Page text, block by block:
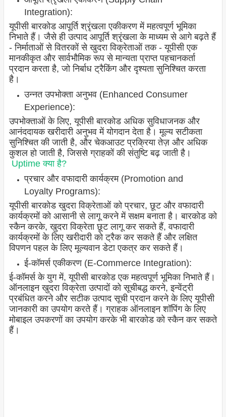
Integration):
यूपीसी बारकोड आपूर्ति श्रृंखला एकीकरण में महत्वपूर्ण भूमिका
निभाते हैं। जैसे ही उत्पाद आपूर्ति श्रृंखला के माध्यम से आगे बढ़ते हैं
- निर्माताओं से वितरकों से खुदरा विक्रेताओं तक - यूपीसी एक
मानकीकृत और सार्वभौमिक रूप से मान्यता प्राप्त पहचानकर्ता
प्रदान करता है, जो निर्बाध ट्रैकिंग और दृश्यता सुनिश्चित करता
है।
उन्नत उपभोक्ता अनुभव (Enhanced Consumer
Experience):
उपभोक्ताओं के लिए, यूपीसी बारकोड अधिक सुविधाजनक और
आनंददायक खरीदारी अनुभव में योगदान देता है। मूल्य सटीकता
सुनिश्चित की जाती है, और चेकआउट प्रक्रिया तेज़ और अधिक
कुशल हो जाती है, जिससे ग्राहकों की संतुष्टि बढ़ जाती है।
Uptime क्या है?
प्रचार और वफादारी कार्यक्रम (Promotion and
Loyalty Programs):
यूपीसी बारकोड खुदरा विक्रेताओं को प्रचार, छूट और वफादारी
कार्यक्रमों को आसानी से लागू करने में सक्षम बनाता है। बारकोड को
स्कैन करके, खुदरा विक्रेता छूट लागू कर सकते हैं, वफादारी
कार्यक्रमों के लिए खरीदारी को ट्रैक कर सकते हैं और लक्षित
विपणन पहल के लिए मूल्यवान डेटा एकत्र कर सकते हैं।
ई-कॉमर्स एकीकरण (E-Commerce Integration):
ई-कॉमर्स के युग में, यूपीसी बारकोड एक महत्वपूर्ण भूमिका निभाते हैं।
ऑनलाइन खुदरा विक्रेता उत्पादों को सूचीबद्ध करने, इन्वेंट्री
प्रबंधित करने और सटीक उत्पाद सूची प्रदान करने के लिए यूपीसी
जानकारी का उपयोग करते हैं। ग्राहक ऑनलाइन शॉपिंग के लिए
मोबाइल उपकरणों का उपयोग करके भी बारकोड को स्कैन कर सकते
हैं।